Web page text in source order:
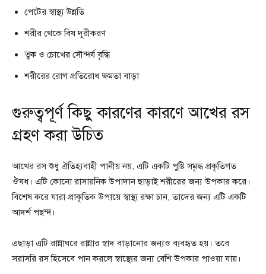
পেটের স্বাস্থ্য উন্নতি
শরীর থেকে বিষ দূরীকরণ
ত্বক ও চোখের সৌন্দর্য বৃদ্ধি
শরীরের রোগ প্রতিরোধ ক্ষমতা বাড়া
গুরুত্বপূর্ণ কিছু কারণের কারণে আখের রস
গ্রহণ করা উচিত
আখের রস শুধু ঐতিহ্যবাহী পানীয় নয়, এটি একটি পুষ্টি সমৃদ্ধ প্রকৃতিগত
ঔষধ। এটি কোনো রাসায়নিক উপাদান ছাড়াই শরীরের জন্য উপকার করে।
বিশেষ করে যারা প্রাকৃতিক উপায়ে স্বাস্থ্য রক্ষা চান, তাদের জন্য এটি একটি
আদর্শ পছন্দ।
এছাড়া এটি রান্নাঘরে রান্নার স্বাদ বাড়ানোর জন্যও ব্যবহৃত হয়। তবে
সরাসরি রস হিসেবে পান করলে স্বাস্থ্যের জন্য বেশি উপকার পাওয়া যায়।